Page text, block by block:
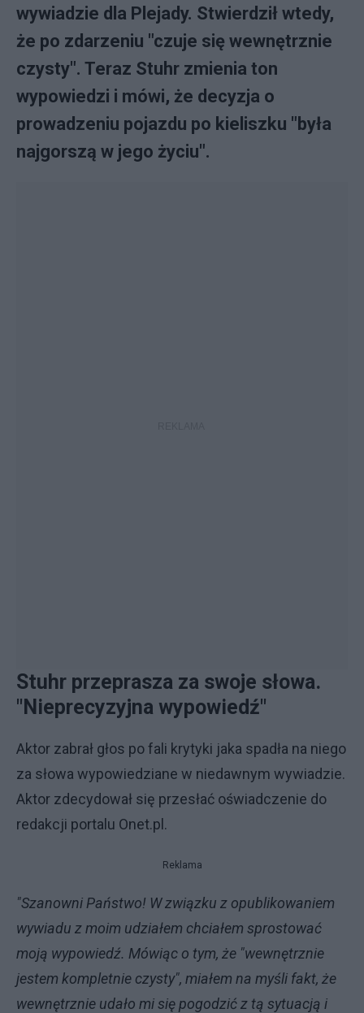
wywiadzie dla Plejady. Stwierdził wtedy,
że po zdarzeniu "czuje się wewnętrznie
czysty". Teraz Stuhr zmienia ton
wypowiedzi i mówi, że decyzja o
prowadzeniu pojazdu po kieliszku "była
najgorszą w jego życiu".
Stuhr przeprasza za swoje słowa.
"Nieprecyzyjna wypowiedź"
Aktor zabrał głos po fali krytyki jaka spadła na niego
za słowa wypowiedziane w niedawnym wywiadzie.
Aktor zdecydował się przesłać oświadczenie do
redakcji portalu Onet.pl.
Reklama
"Szanowni Państwo! W związku z opublikowaniem
wywiadu z moim udziałem chciałem sprostować
moją wypowiedź. Mówiąc o tym, że "wewnętrznie
jestem kompletnie czysty", miałem na myśli fakt, że
wewnętrznie udało mi się pogodzić z tą sytuacją i